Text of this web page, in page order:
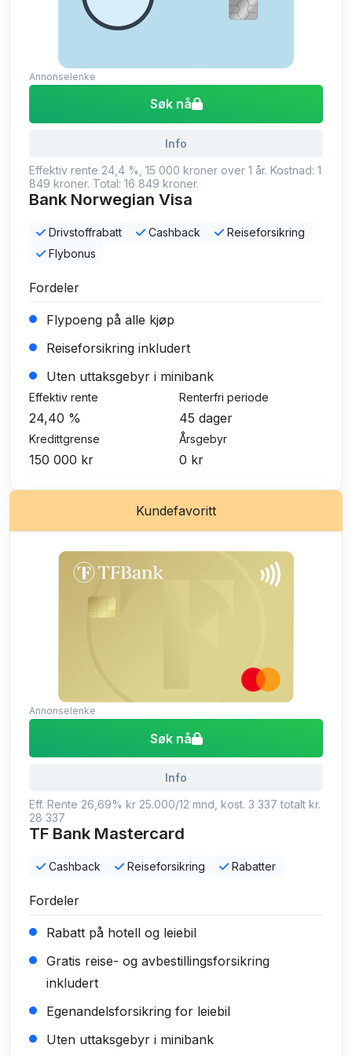
Annonselenke
Søk nå
Info
Effektiv rente 24,4 %, 15 000 kroner over 1 år. Kostnad: 1
849 kroner. Total: 16 849 kroner.
Bank Norwegian Visa
Drivstoffrabatt Cashback
Reiseforsikring
Flybonus
Fordeler
Flypoeng på alle kjøp
Reiseforsikring inkludert
Uten uttaksgebyr i minibank
Effektiv rente
24,40 %
Renterfri periode
45 dager
Kredittgrense
150 000 kr
Årsgebyr
0 kr
Kundefavoritt
Annonselenke
Søk nå
Info
Eff. Rente 26,69% kr 25.000/12 mnd, kost. 3 337 totalt kr.
28 337
TF Bank Mastercard
Cashback Reiseforsikring Rabatter
Fordeler
Rabatt på hotell og leiebil
Gratis reise- og avbestillingsforsikring
inkludert
Egenandelsforsikring for leiebil
Uten uttaksgebyr i minibank